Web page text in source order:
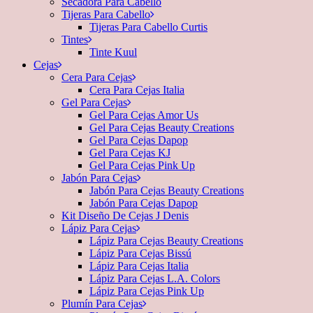
Tijeras Para Cabello
Tijeras Para Cabello Curtis
Tintes
Tinte Kuul
Cejas
Cera Para Cejas
Cera Para Cejas Italia
Gel Para Cejas
Gel Para Cejas Amor Us
Gel Para Cejas Beauty Creations
Gel Para Cejas Dapop
Gel Para Cejas KJ
Gel Para Cejas Pink Up
Jabón Para Cejas
Jabón Para Cejas Beauty Creations
Jabón Para Cejas Dapop
Kit Diseño De Cejas J Denis
Lápiz Para Cejas
Lápiz Para Cejas Beauty Creations
Lápiz Para Cejas Bissú
Lápiz Para Cejas Italia
Lápiz Para Cejas L.A. Colors
Lápiz Para Cejas Pink Up
Plumín Para Cejas